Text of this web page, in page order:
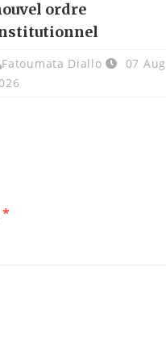
ordre
Fatoumata Diallo
07 Aug
*